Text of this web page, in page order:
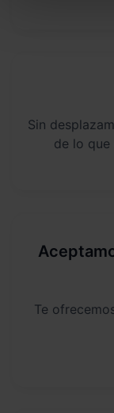
Sin
de lo que
Te